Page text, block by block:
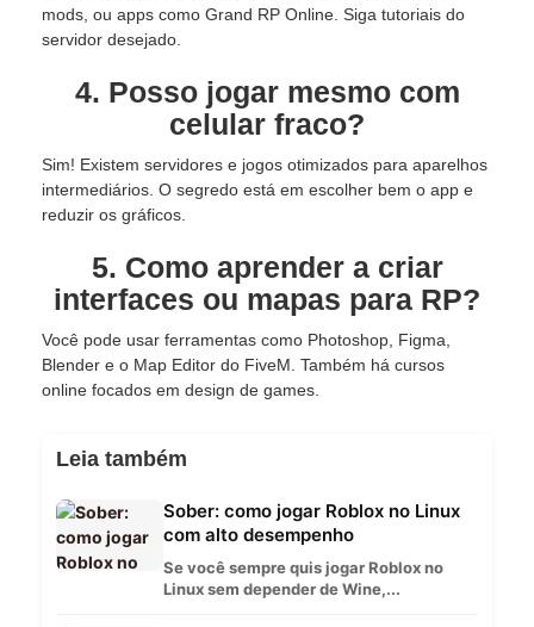
mods, ou apps como Grand RP Online. Siga tutoriais do
servidor desejado.
4. Posso jogar mesmo com
celular fraco?
Sim! Existem servidores e jogos otimizados para aparelhos
intermediários. O segredo está em escolher bem o app e
reduzir os gráficos.
5. Como aprender a criar
interfaces ou mapas para RP?
Você pode usar ferramentas como Photoshop, Figma,
Blender e o Map Editor do FiveM. Também há cursos
online focados em design de games.
Leia também
Sober: como jogar Roblox no Linux
com alto desempenho
Se você sempre quis jogar Roblox no
Linux sem depender de Wine,...